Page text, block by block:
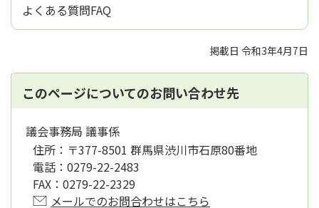
よくある質問FAQ
掲載日 令和3年4月7日
このページについてのお問い合わせ先
議会事務局 議事係
住所： 〒377-8501 群馬県渋川市石原80番地
電話： 0279-22-2483
FAX： 0279-22-2329
メールでのお問合わせはこちら